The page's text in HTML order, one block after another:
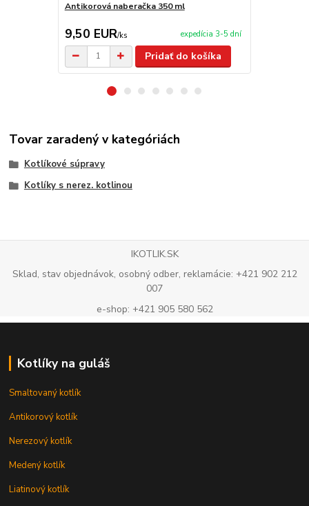
Antikorová naberačka 350 ml
9,50 EUR/ks expedícia 3-5 dní
Pridať do košíka
Tovar zaradený v kategóriách
Kotlíkové súpravy
Kotlíky s nerez. kotlinou
IKOTLIK.SK
Sklad, stav objednávok, osobný odber, reklamácie: +421 902 212
007
e-shop: +421 905 580 562
Kotlíky na guláš
Smaltovaný kotlík
Antikorový kotlík
Nerezový kotlík
Medený kotlík
Liatinový kotlík